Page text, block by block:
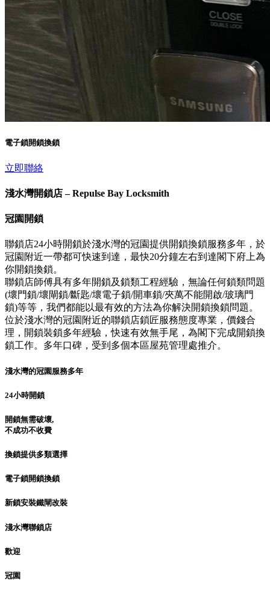
電子鎖開鎖換鎖
立即聯絡
淺水灣開鎖店 – Repulse Bay Locksmith
冠園開鎖
聯鎖店24小時開鎖於淺水灣的冠園提供開鎖換鎖服務多年，於
冠園附近一帶都可快速到達，最快20分鐘左右到達閣下府上為
你開鎖換鎖。
聯鎖店師傅具有多年開鎖及鎖類工程經驗，無論任何鎖類問題
(壞門鎖/壞閘鎖/斷匙/壞電子鎖/開車鎖/夾萬不能開啟/玻璃門
鎖)等等，我們都能以最有效的方法為你解決開鎖換鎖問題。
位於淺水灣的冠園附近的聯鎖店鎖匠服務態度專業，價錢合
理，開鎖裝鎖多年經驗，快速有效無手尾，為閣下完成開鎖換
鎖工作。多年口碑，受到多個本區屋苑管理處推介。
淺水灣的冠園服務多年
24小時開鎖
開鎖無需破壞,
不成功不收費
換鎖提供多類選擇
電子鎖開鎖換鎖
新鎖安裝鐵閘改裝
淺水灣聯鎖店
歡迎
冠園